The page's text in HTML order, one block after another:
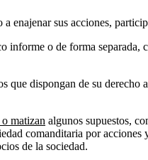
enajenar sus acciones,
informe o de forma separada,
dispongan de su derecho
matizan algunos supuestos,
comanditaria por acciones
de la sociedad.